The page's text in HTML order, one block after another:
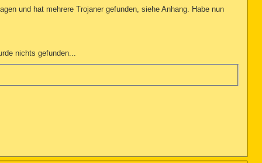
und hat mehrere Trojaner gefunden, siehe Anhang. Habe nun
nichts gefunden...